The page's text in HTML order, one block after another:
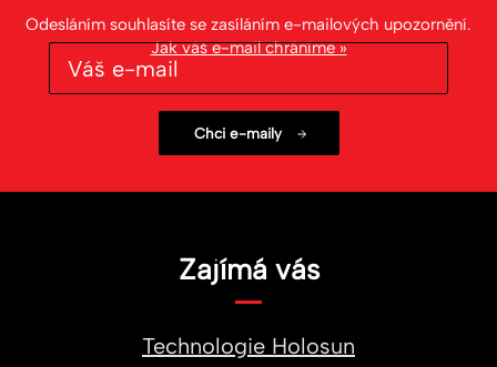
Odesláním souhlasíte se zasíláním e-mailových upozornění.
Jak váš e-mail chráníme »
Zajímá vás
Technologie Holosun